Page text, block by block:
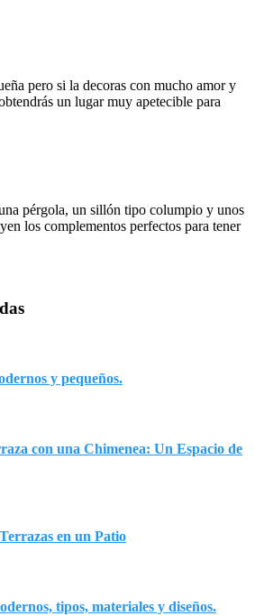
pero si la decoras con mucho amor y
un lugar muy apetecible para
pérgola, un sillón tipo columpio y unos
los complementos perfectos para tener
y pequeños.
con una Chimenea: Un Espacio de
en un Patio
tipos, materiales y diseños.